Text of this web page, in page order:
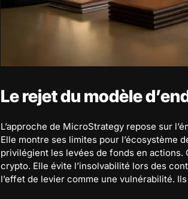
Le rejet du modèle
L’approche de MicroStrategy repose sur
Elle montre ses limites pour l’écosystème
privilégient les levées de fonds en
crypto. Elle évite l’insolvabilité lors des
l’effet de levier comme une vulnérabilité.